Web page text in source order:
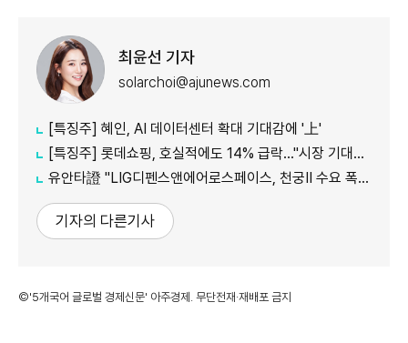
최윤선 기자
solarchoi@ajunews.com
[특징주] 혜인, AI 데이터센터 확대 기대감에 '上'
[특징주] 롯데쇼핑, 호실적에도 14% 급락…"시장 기대치 밑돌아"
유안타證 "LIG디펜스앤에어로스페이스, 천궁Ⅱ 수요 폭발…목표가 105만원 유지"
기자의 다른기사
©'5개국어 글로벌 경제신문' 아주경제. 무단전재·재배포 금지